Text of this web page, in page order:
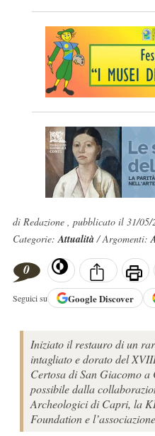
di Redazione , pubblicato il 31/05/
Categorie:Attualità/ Argomenti:
0
Seguici su GoogleDiscover
Iniziato il restauro di un
intagliato e dorato del
Certosa di San Giacomo a
possibile dalla
Archeologici di Capri, la
Foundation e